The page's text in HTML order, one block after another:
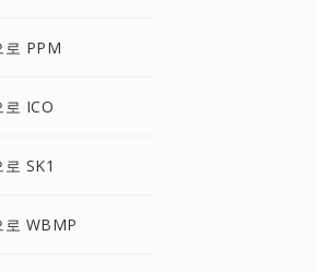
로 PPM
로 ICO
SK1
로 WBMP